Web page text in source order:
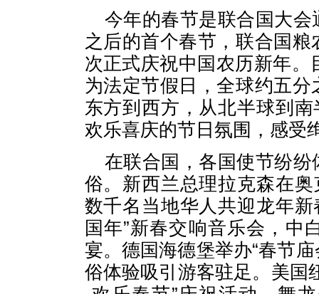
今年的春节是联合国大
之后的首个春节，联合国
次正式庆祝中国农历新年
为法定节假日，全球约五
东方到西方，从北半球到
欢乐喜庆的节日氛围，感受
在联合国，各国使节纷
俗。新西兰总理拉克森在
数千名当地华人共迎龙年
国年”新春交响音乐会，中
宴。德国海德堡举办“春节
俗体验吸引游客驻足。美国